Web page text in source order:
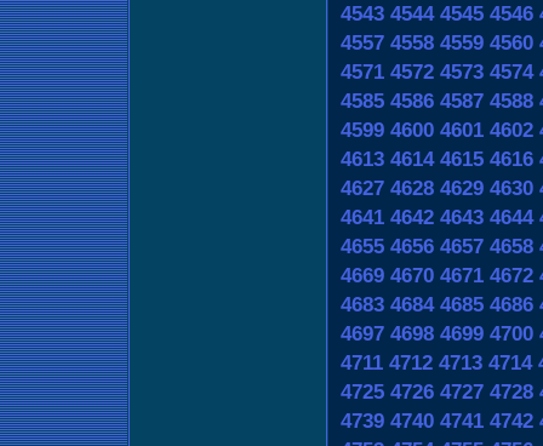
4543 4544 4545 4546
4557 4558 4559 4560
4571 4572 4573 4574
4585 4586 4587 4588
4599 4600 4601 4602
4613 4614 4615 4616
4627 4628 4629 4630
4641 4642 4643 4644
4655 4656 4657 4658
4669 4670 4671 4672
4683 4684 4685 4686
4697 4698 4699 4700
4711 4712 4713 4714
4725 4726 4727 4728
4739 4740 4741 4742